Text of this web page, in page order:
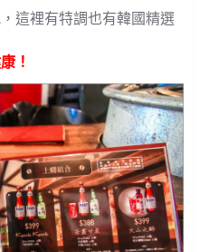
這裡有特調也有韓國精選
！